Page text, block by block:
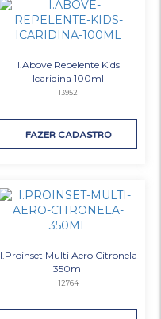
I.Above Repelente Kids
Icaridina 100ml
13952
FAZER CADASTRO
I.Proinset Multi Aero Citronela
350ml
12764